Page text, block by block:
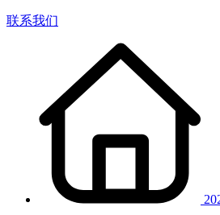
联系我们